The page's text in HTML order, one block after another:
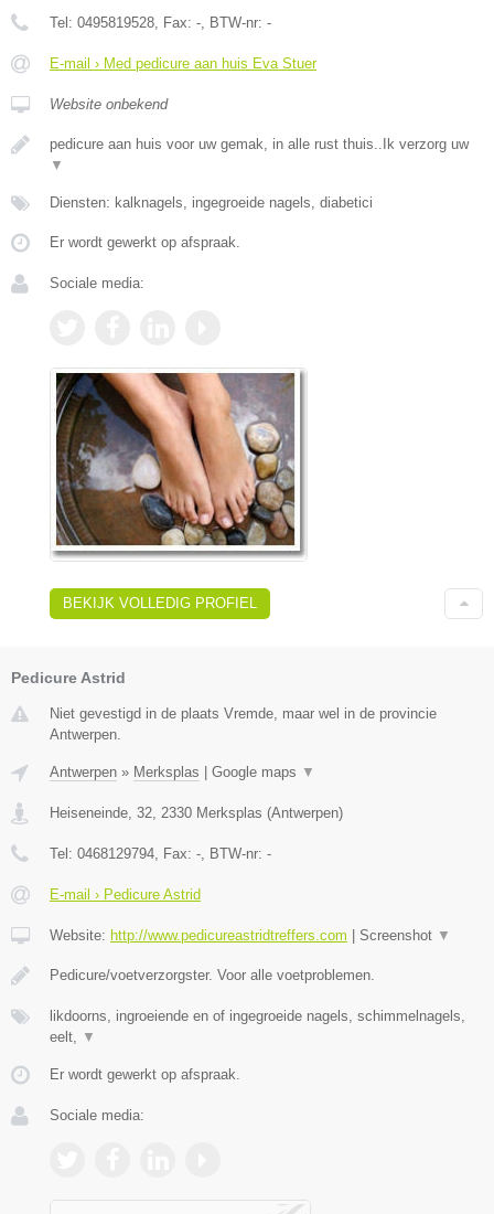
Tel: 0495819528, Fax: -, BTW-nr: -
E-mail › Med pedicure aan huis Eva Stuer
Website onbekend
pedicure aan huis voor uw gemak, in alle rust thuis..Ik verzorg uw
▼
Diensten: kalknagels, ingegroeide nagels, diabetici
Er wordt gewerkt op afspraak.
Sociale media:
BEKIJK VOLLEDIG PROFIEL
Pedicure Astrid
Niet gevestigd in de plaats Vremde, maar wel in de provincie
Antwerpen.
Antwerpen » Merksplas Google maps ▼
Heiseneinde, 32 2330 Merksplas (Antwerpen)
Tel: 0468129794 , Fax: - , BTW-nr: -
E-mail › Pedicure Astrid
Website: http://www.pedicureastridtreffers.com Screenshot ▼
Pedicure/voetverzorgster. Voor alle voetproblemen.
likdoorns, ingroeiende en of ingegroeide nagels, schimmelnagels,
eelt,
▼
Er wordt gewerkt op afspraak.
Sociale media: